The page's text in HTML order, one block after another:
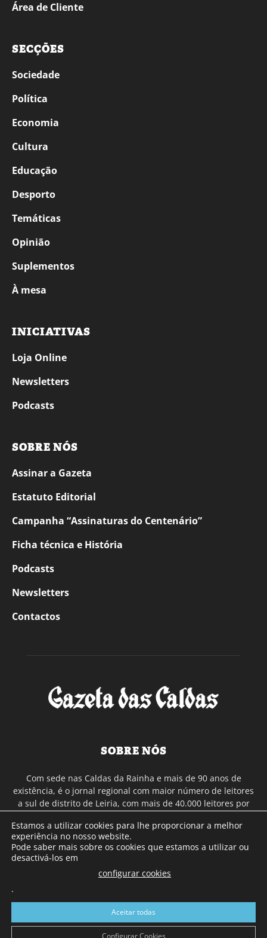
Área de Cliente
SECÇÕES
Sociedade
Política
Economia
Cultura
Educação
Desporto
Temáticas
Opinião
Suplementos
À mesa
INICIATIVAS
Loja Online
Newsletters
Podcasts
SOBRE NÓS
Assinar a Gazeta
Estatuto Editorial
Campanha “Assinaturas do Centenário”
Ficha técnica e História
Podcasts
Newsletters
Contactos
SOBRE NÓS
Com sede nas Caldas da Rainha e mais de 90 anos de
existência, é o jornal regional com maior número de leitores
a sul de distrito de Leiria, com mais de 40.000 leitores por
Continental e assinatura online.
SIGA-NOS
Estamos a utilizar cookies para lhe proporcionar a melhor
experiência no nosso website.
Pode saber mais sobre os cookies que estamos a utilizar ou
desactivá-los em
configurar cookies
.
Aceitar todas
Configurar Cookies